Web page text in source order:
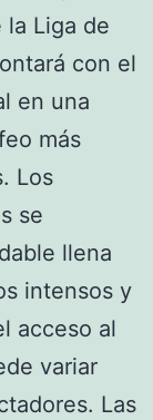
la Liga de
con el
en una
más
Los
se
llena
intensos y
acceso al
variar
Las